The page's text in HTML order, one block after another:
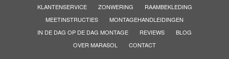
KLANTENSERVICE ZONWERING
RAAMBEKLEDING
MEETINSTRUCTIES
MONTAGEHANDLEIDINGEN
IN DE DAG OP DE DAG MONTAGE
REVIEWS
BLOG
OVER MARASOL
CONTACT